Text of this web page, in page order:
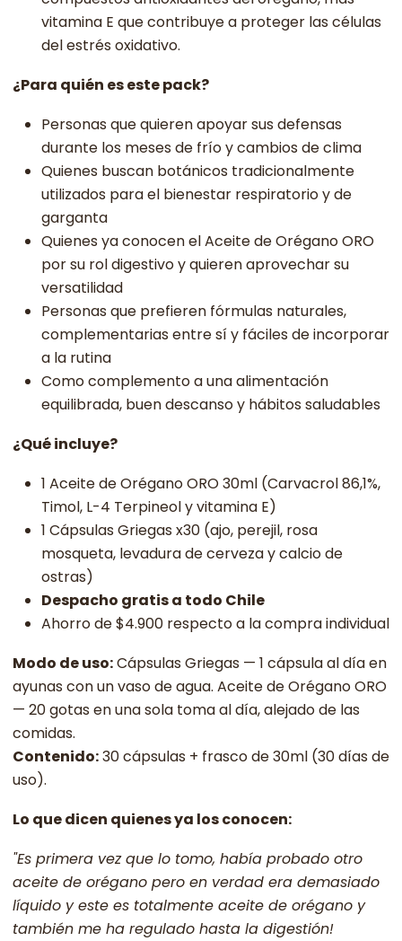
vitamina E que contribuye a proteger las células
del estrés oxidativo.
¿Para quién es este pack?
Personas que quieren apoyar sus defensas
durante los meses de frío y cambios de clima
Quienes buscan botánicos tradicionalmente
utilizados para el bienestar respiratorio y de
garganta
Quienes ya conocen el Aceite de Orégano ORO
por su rol digestivo y quieren aprovechar su
versatilidad
Personas que prefieren fórmulas naturales,
complementarias entre sí y fáciles de incorporar
a la rutina
Como complemento a una alimentación
equilibrada, buen descanso y hábitos saludables
¿Qué incluye?
1 Aceite de Orégano ORO 30ml (Carvacrol 86,1%,
Timol, L-4 Terpineol y vitamina E)
1 Cápsulas Griegas x30 (ajo, perejil, rosa
mosqueta, levadura de cerveza y calcio de
ostras)
Despacho gratis a todo Chile
Ahorro de $4.900 respecto a la compra individual
Modo de uso:Cápsulas Griegas — 1 cápsula al día en
ayunas con un vaso de agua. Aceite de Orégano ORO
— 20 gotas en una sola toma al día, alejado de las
comidas.
Contenido:30 cápsulas + frasco de 30ml (30 días de
uso).
Lo que dicen quienes ya los conocen:
"Es primera vez que lo tomo, había probado otro
aceite de orégano pero en verdad era demasiado
líquido y este es totalmente aceite de orégano y
también me ha regulado hasta la digestión!